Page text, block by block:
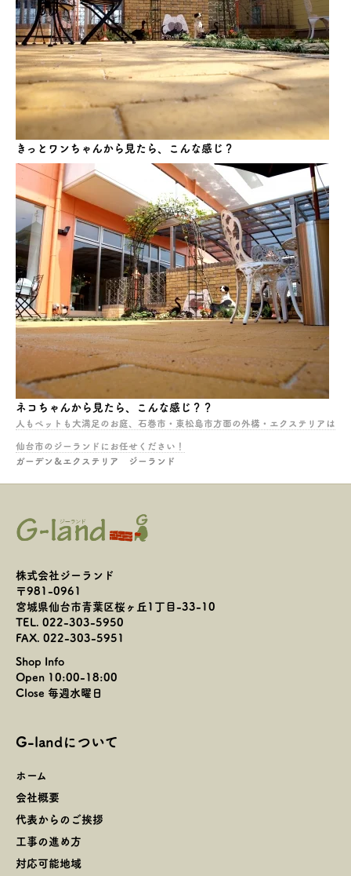
きっとワンちゃんから見たら、こんな感じ？
ネコちゃんから見たら、こんな感じ？？
人もペットも大満足のお庭、石巻市・東松島市方面の外構・エクステリアは
仙台市のジーランドにお任せください！
ガーデン＆エクステリア ジーランド
株式会社ジーランド
〒981-0961
宮城県仙台市青葉区桜ヶ丘1丁目-33-10
TEL. 022-303-5950
FAX. 022-303-5951
Shop Info
Open 10:00-18:00
Close 毎週水曜日
G-landについて
ホーム
会社概要
代表からのご挨拶
工事の進め方
対応可能地域